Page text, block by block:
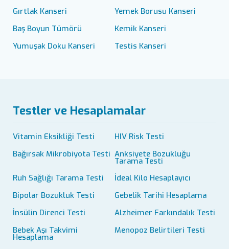
Gırtlak Kanseri
Yemek Borusu Kanseri
Baş Boyun Tümörü
Kemik Kanseri
Yumuşak Doku Kanseri
Testis Kanseri
Testler ve Hesaplamalar
Vitamin Eksikliği Testi
HIV Risk Testi
Bağırsak Mikrobiyota Testi Anksiyete Bozukluğu
Tarama Testi
Ruh Sağlığı Tarama Testi
İdeal Kilo Hesaplayıcı
Bipolar Bozukluk Testi
Gebelik Tarihi Hesaplama
İnsülin Direnci Testi
Alzheimer Farkındalık Testi
Bebek Aşı Takvimi
Hesaplama
Menopoz Belirtileri Testi